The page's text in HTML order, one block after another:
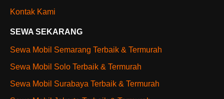
Kontak Kami
SEWA SEKARANG
Sewa Mobil Semarang Terbaik & Termurah
Sewa Mobil Solo Terbaik & Termurah
Sewa Mobil Surabaya Terbaik & Termurah